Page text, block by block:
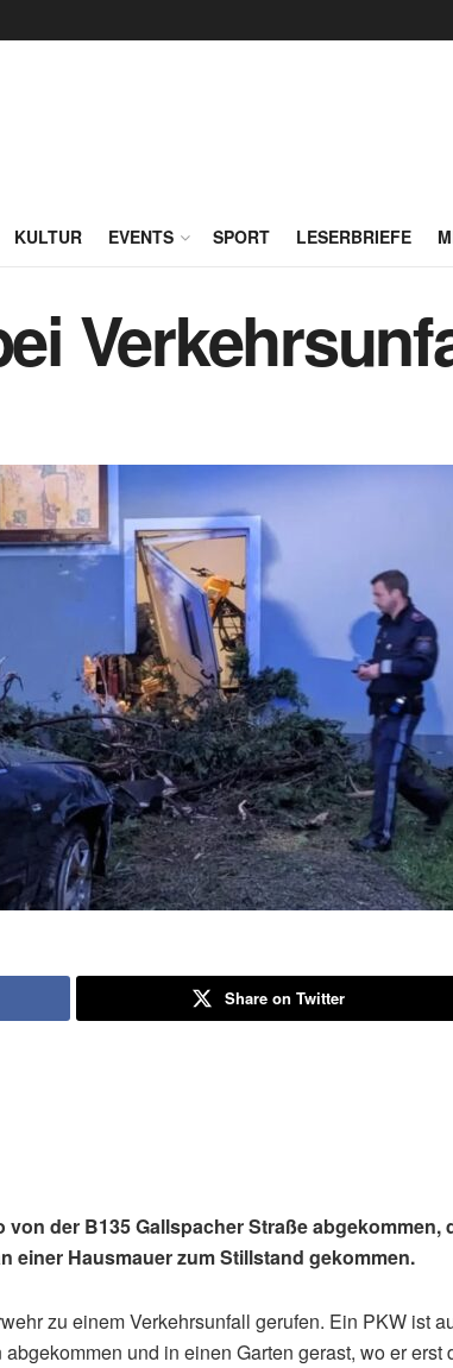
KULTUR EVENTS SPORT LESERBRIEFE
Share on Twitter
der B135 Gallspacher Straße abgekommen,
einer Hausmauer zum Stillstand gekommen.
zu einem Verkehrsunfall gerufen. Ein PKW ist
und in einen Garten gerast, wo er erst